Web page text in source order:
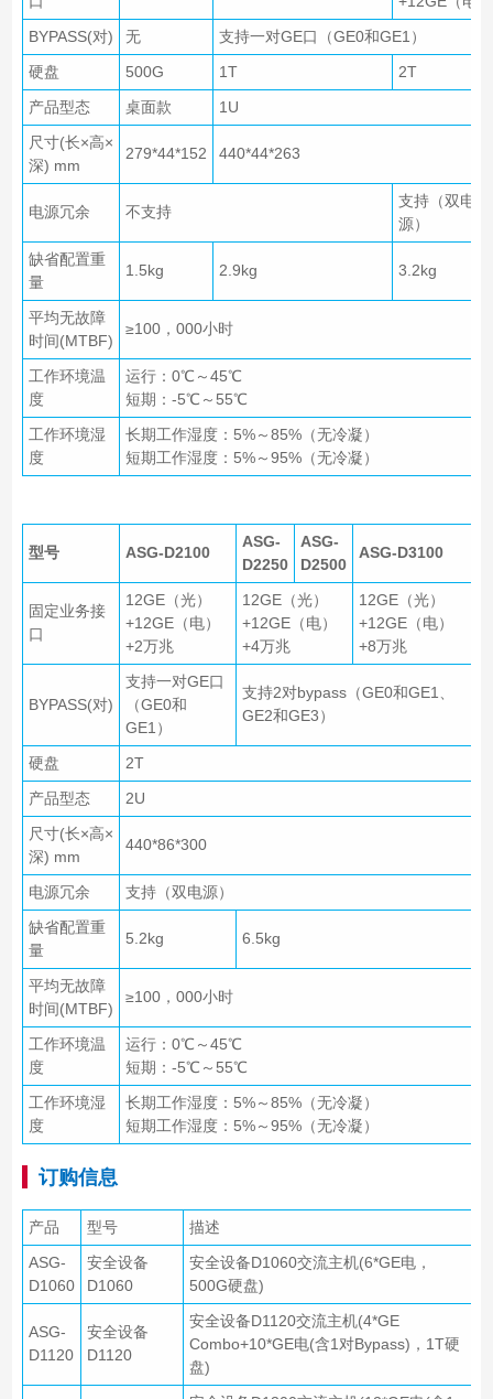
BYPASS(对)
无
支持一对GE口（GE0和GE1）
硬盘
500G 1T
2T
产品型态
桌面款
1U
尺寸(长×高×
深) mm
279*44*152 440*44*263
电源冗余 不支持
支持（双电
源）
缺省配置重
量
1.5kg 2.9kg 3.2kg
平均无故障
时间(MTBF)
≥100，000小时
工作环境温
度
运行：0℃～45℃
短期：-5℃～55℃
工作环境湿
度
长期工作湿度：5%～85%（无冷凝）
短期工作湿度：5%～95%（无冷凝）
型号 ASG-D2100
ASG-
D2250
ASG-
D2500
ASG-D3100
固定业务接
口
12GE（光）
+12GE（电）
+2万兆
12GE（光）
+12GE（电）
+4万兆
12GE（光）
+12GE（电）
+8万兆
BYPASS(对)
支持一对GE口
（GE0和
GE1）
支持2对bypass（GE0和GE1、
GE2和GE3）
硬盘
2T
产品型态
2U
尺寸(长×高×
深) mm
440*86*300
电源冗余
支持（双电源）
缺省配置重
量
5.2kg 6.5kg
平均无故障
时间(MTBF)
≥100，000小时
工作环境温
度
运行：0℃～45℃
短期：-5℃～55℃
工作环境湿
度
长期工作湿度：5%～85%（无冷凝）
短期工作湿度：5%～95%（无冷凝）
订购信息
产品 型号
描述
ASG-
D1060
安全设备
D1060
安全设备D1060交流主机(6*GE电，
500G硬盘)
ASG-
D1120
安全设备
D1120
安全设备D1120交流主机(4*GE
Combo+10*GE电(含1对Bypass)，1T硬
盘)